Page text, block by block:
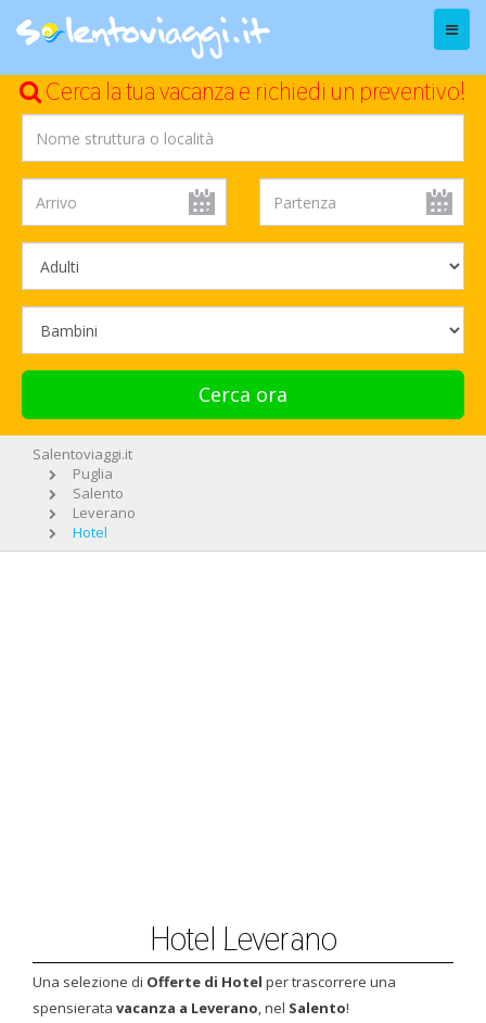
Menu
Cerca la tua vacanza e richiedi un preventivo!
Cerca ora
Salentoviaggi.it
Puglia
Salento
Leverano
Hotel
Hotel Leverano
Una selezione di Offerte di Hotel per trascorrere una
spensierata vacanza a Leverano, nel Salento!